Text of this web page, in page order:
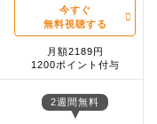
今すぐ
無料視聴する
月額2189円
1200ポイント付与
2週間無料